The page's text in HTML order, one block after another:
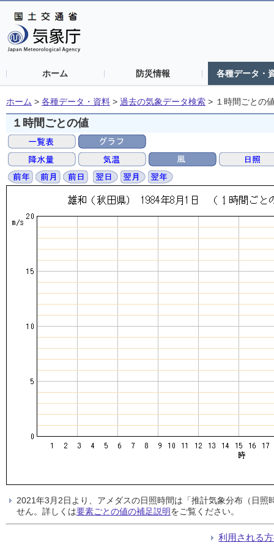
ホーム 防災情報 各種データ・
ホーム > 各種データ・資料 > 過去の気象データ検索 > １時間ごとの
１時間ごとの値
2021年3月2日より、アメダスの日照時間は「推計気象分布（日
せん。詳しくは要素ごとの値の補足説明をご覧ください。
利用される